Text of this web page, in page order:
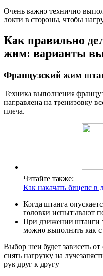
Очень важно технично
локти в стороны, чтобы
Как правильно
жим: варианты
Французский жим
Техника выполнения
направлена ​​на тренировку
плеча.
Читайте также:
Как накачать бицепс в
Когда штанга
головки испытывают
При движении штанги
можно выполнять как
Выбор шеи будет зависеть
снять нагрузку на
рук друг к другу.